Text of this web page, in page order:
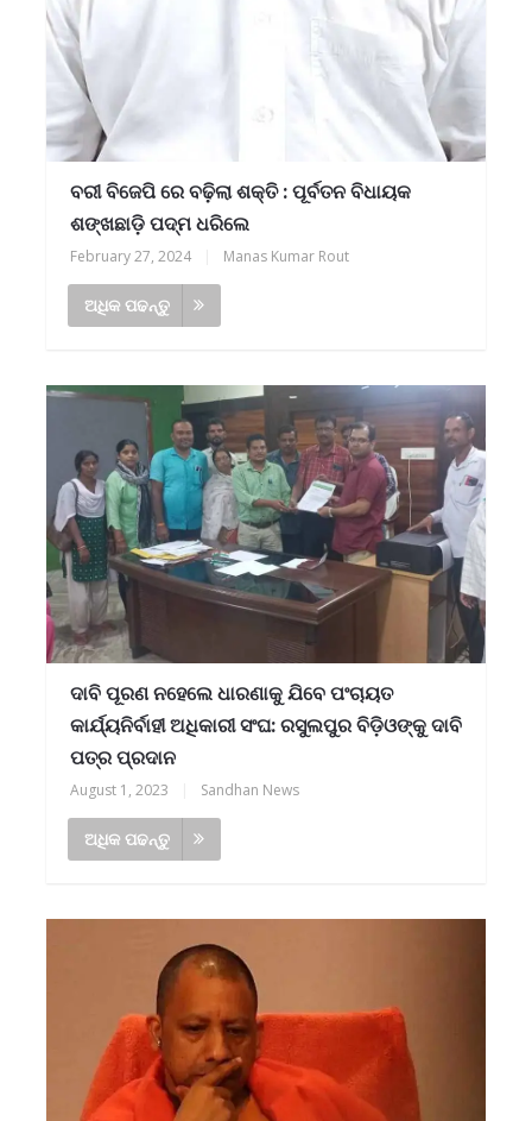
ବରୀ ବିଜେପି ରେ ବଢ଼ିଲା ଶକ୍ତି : ପୂର୍ବତନ ବିଧାୟକ
ଶଙ୍ଖଛାଡ଼ି ପଦ୍ମ ଧରିଲେ
February 27, 2024 Manas Kumar Rout
ଅଧିକ ପଢନ୍ତୁ
ଦାବି ପୂରଣ ନହେଲେ ଧାରଣାକୁ ଯିବେ ପଂଚାୟତ
କାର୍ଯ୍ୟନିର୍ବାହୀ ଅଧିକାରୀ ସଂଘ: ରସୁଲପୁର ବିଡ଼ିଓଙ୍କୁ ଦାବି
ପତ୍ର ପ୍ରଦାନ
August 1, 2023 Sandhan News
ଅଧିକ ପଢନ୍ତୁ